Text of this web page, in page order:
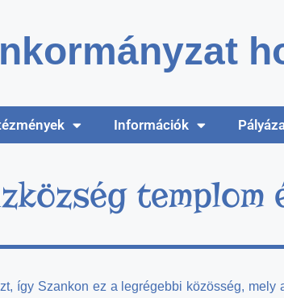
Információk
templom
így Szankon ez a legrégebbi közösség, mely